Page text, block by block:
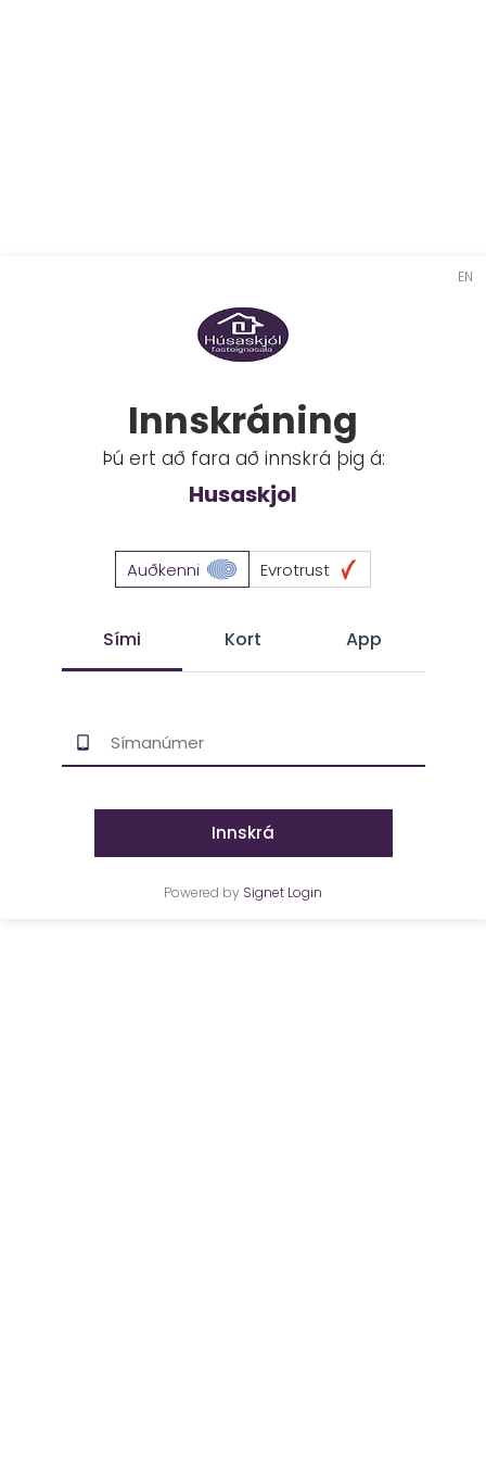
Innskráning
Þú ert að fara að innskrá þig á:
Husaskjol
Auðkenni Evrotrust
Sími Kort App
Innskrá
Powered by Signet Login
EN